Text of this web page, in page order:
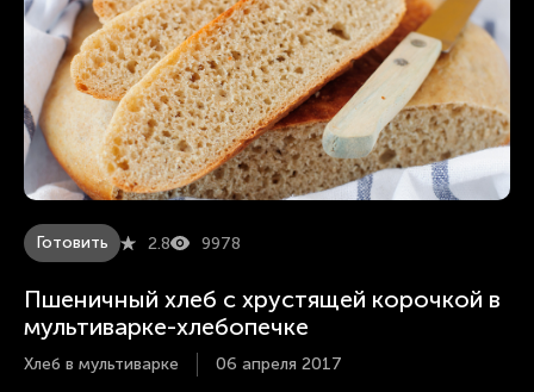
Готовить 2.8 9978
Пшеничный хлеб с хрустящей корочкой в
мультиварке-хлебопечке
Хлеб в мультиварке 06 апреля 2017